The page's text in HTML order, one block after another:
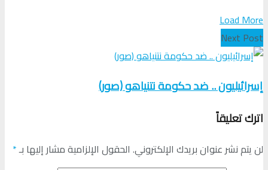
Load More
Next Post
إسرائيليون .. ضد حكومة نتنياهو (صور)
اترك تعليقاً
لن يتم نشر عنوان بريدك الإلكتروني. الحقول الإلزامية مشار إليها بـ*